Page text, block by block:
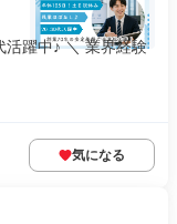
躍中♪ ＼ 業界経験
気になる